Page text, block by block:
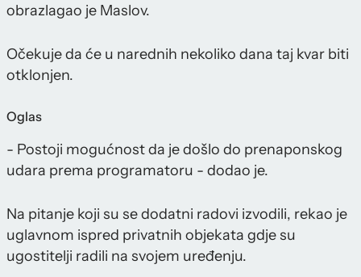
obrazlagao je Maslov.
Očekuje da će u narednih nekoliko dana taj kvar biti
otklonjen.
Oglas
- Postoji mogućnost da je došlo do prenaponskog
udara prema programatoru - dodao je.
Na pitanje koji su se dodatni radovi izvodili, rekao je
uglavnom ispred privatnih objekata gdje su
ugostitelji radili na svojem uređenju.